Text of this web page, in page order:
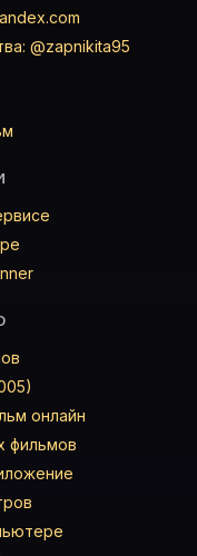
@zapnikita95
онлайн
фильмов